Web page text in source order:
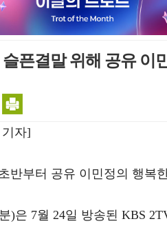
픈결말 위해 공유 이
자]
반부터 공유 이민정의 행복
)은 7월 24일 방송된 KBS